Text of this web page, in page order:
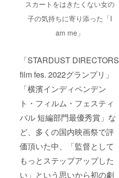
スカートをはきたくない女の
子の気持ちに寄り添った「I
am me」
「STARDUST DIRECTORS
film fes. 2022グランプリ」
「横濱インディペンデン
ト・フィルム・フェスティ
バル 短編部門最優秀賞」な
ど、多くの国内映画祭で評
価頂いた中、「監督として
もっとステップアップした
い」という思いから初の劇